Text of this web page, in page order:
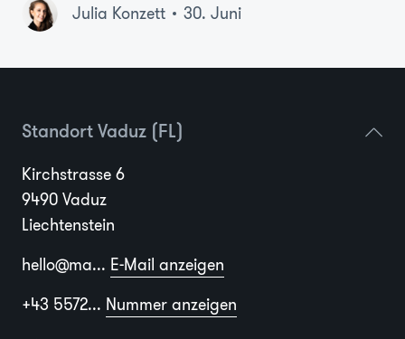
Julia Konzett 30. Juni
Standort Vaduz (FL)
Kirchstrasse 6
9490 Vaduz
Liechtenstein
hello@ma... E-Mail anzeigen
+43 5572... Nummer anzeigen